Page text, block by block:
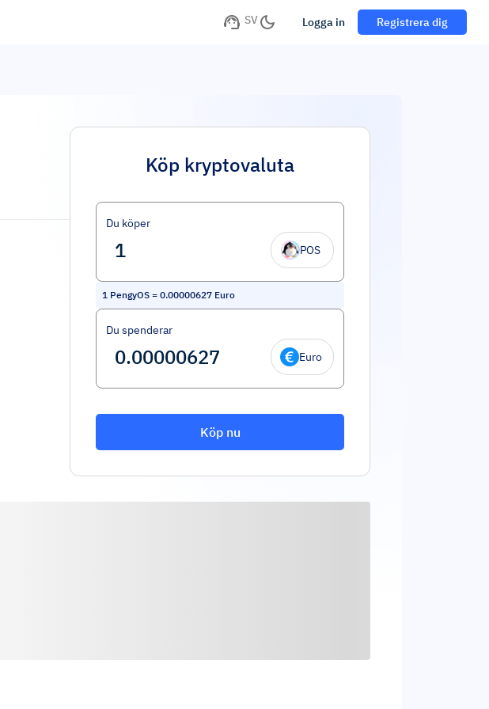
SV Logga in Registrera dig
Köp kryptovaluta
Du köper
POS
1 PengyOS = 0.00000627 Euro
Du spenderar
Euro
Köp nu